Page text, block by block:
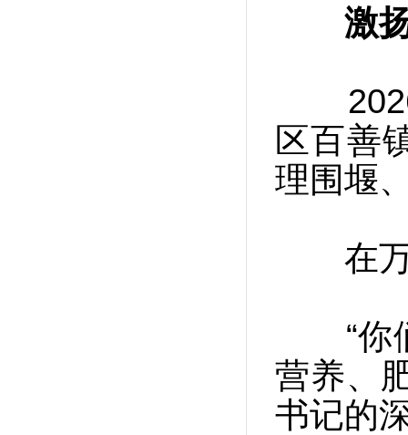
激
2026
区百善
理围堰
在万
“你们
营养、
书记的